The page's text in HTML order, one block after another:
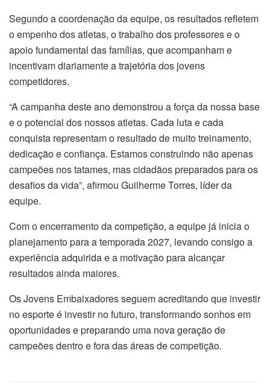
Segundo a coordenação da equipe, os resultados refletem
o empenho dos atletas, o trabalho dos professores e o
apoio fundamental das famílias, que acompanham e
incentivam diariamente a trajetória dos jovens
competidores.
“A campanha deste ano demonstrou a força da nossa base
e o potencial dos nossos atletas. Cada luta e cada
conquista representam o resultado de muito treinamento,
dedicação e confiança. Estamos construindo não apenas
campeões nos tatames, mas cidadãos preparados para os
desafios da vida”, afirmou Guilherme Torres, líder da
equipe.
Com o encerramento da competição, a equipe já inicia o
planejamento para a temporada 2027, levando consigo a
experiência adquirida e a motivação para alcançar
resultados ainda maiores.
Os Jovens Embaixadores seguem acreditando que investir
no esporte é investir no futuro, transformando sonhos em
oportunidades e preparando uma nova geração de
campeões dentro e fora das áreas de competição.